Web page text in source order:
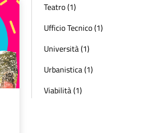
Teatro (1)
Ufficio Tecnico (1)
Università (1)
Urbanistica (1)
Viabilità (1)